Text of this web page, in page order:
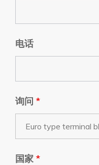
电话
询问 *
国家 *